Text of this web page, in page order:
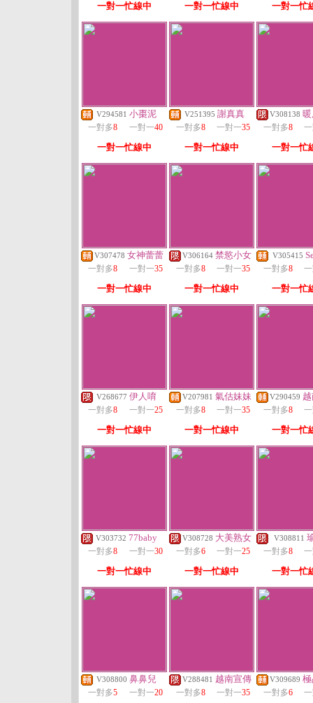
一對一忙線中 一對一忙線中 一對一忙
V294581 小棗泥
一對多8 一對一40
一對一忙線中
V251395 謝真真
一對多8 一對一35
一對一忙線中
V308138
一對多8
一對一忙
V307478 女神蕾蕾
一對多8 一對一35
一對一忙線中
V306164 禁慾小女
一對多8 一對一35
一對一忙線中
V305415
一對多8
一對一忙
V268677 伊人唷
一對多8 一對一25
一對一忙線中
V207981 氣估妹妹
一對多8 一對一35
一對一忙線中
V290459
一對多8
一對一忙
V303732 77baby
一對多8 一對一30
一對一忙線中
V308728 大美熟女
一對多6 一對一25
一對一忙線中
V308811
一對多8
一對一忙
V308800 鼻鼻兒
一對多5 一對一20
V288481 越南宣傳
一對多8 一對一35
V309689
一對多6